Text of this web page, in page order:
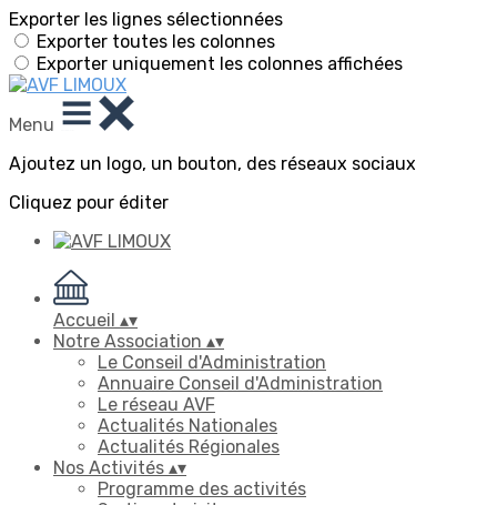
Exporter les lignes sélectionnées
Exporter toutes les colonnes
Exporter uniquement les colonnes affichées
Menu
Ajoutez un logo, un bouton, des réseaux sociaux
Cliquez pour éditer
Accueil ▴▾
Notre Association ▴▾
Le Conseil d'Administration
Annuaire Conseil d'Administration
Le réseau AVF
Actualités Nationales
Actualités Régionales
Nos Activités ▴▾
Programme des activités